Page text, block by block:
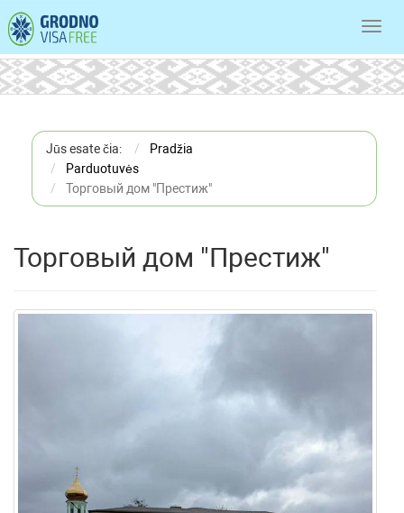
Jūs esate čia:
Pradžia
Parduotuvės
Торговый дом "Престиж"
Торговый дом "Престиж"